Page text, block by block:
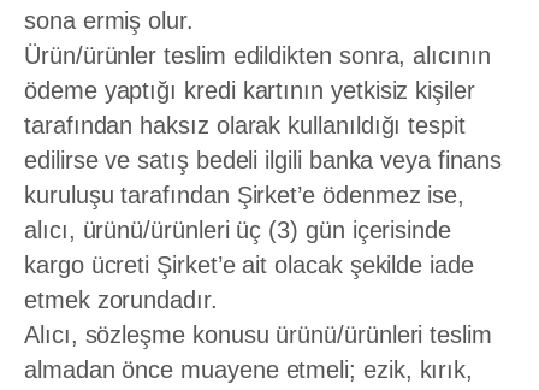
sona ermiş olur.
Ürün/ürünler teslim edildikten sonra, alıcının
ödeme yaptığı kredi kartının yetkisiz kişiler
tarafından haksız olarak kullanıldığı tespit
edilirse ve satış bedeli ilgili banka veya finans
kuruluşu tarafından Şirket’e ödenmez ise,
alıcı, ürünü/ürünleri üç (3) gün içerisinde
kargo ücreti Şirket’e ait olacak şekilde iade
etmek zorundadır.
Alıcı, sözleşme konusu ürünü/ürünleri teslim
almadan önce muayene etmeli; ezik, kırık,